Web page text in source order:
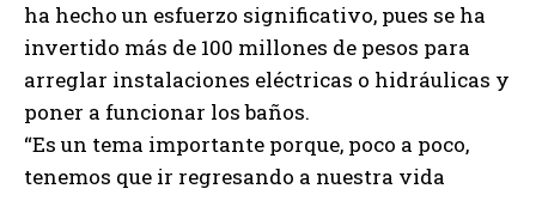
ha hecho un esfuerzo significativo, pues se ha
invertido más de 100 millones de pesos para
arreglar instalaciones eléctricas o hidráulicas y
poner a funcionar los baños.
“Es un tema importante porque, poco a poco,
tenemos que ir regresando a nuestra vida